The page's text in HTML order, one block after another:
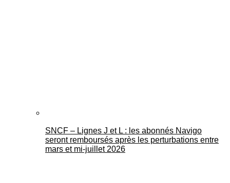
SNCF – Lignes J et L : les abonnés Navigo
seront remboursés après les perturbations entre
mars et mi-juillet 2026